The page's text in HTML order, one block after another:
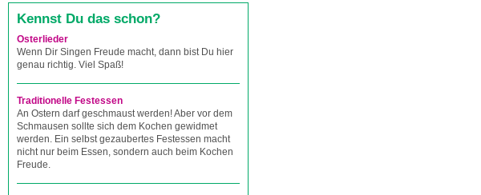
Kennst Du das schon?
Osterlieder
Wenn Dir Singen Freude macht, dann bist Du hier
genau richtig. Viel Spaß!
Traditionelle Festessen
An Ostern darf geschmaust werden! Aber vor dem
Schmausen sollte sich dem Kochen gewidmet
werden. Ein selbst gezaubertes Festessen macht
nicht nur beim Essen, sondern auch beim Kochen
Freude.